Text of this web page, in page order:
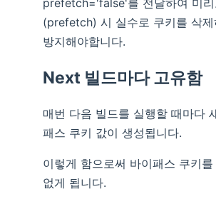
(prefetch) 시 실수로 쿠키를 삭제
방지해야합니다.
Next 빌드마다 고유함
매번 다음 빌드를 실행할 때마다
패스 쿠키 값이 생성됩니다.
이렇게 함으로써 바이패스 쿠키
없게 됩니다.